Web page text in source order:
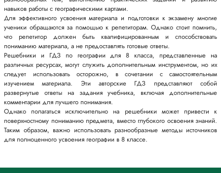
навыков работы с географическими картами.
Для эффективного усвоения материала и подготовки к экзамену многие
ученики обращаются за помощью к репетиторам. Однако стоит помнить,
что репетитор должен быть квалифицированным и способствовать
пониманию материала, а не предоставлять готовые ответы.
Решебники и ГДЗ по географии для 8 класса, представленные на
различных ресурсах, могут служить дополнительным инструментом, но их
следует использовать осторожно, в сочетании с самостоятельным
изучением материала. Эти авторские ГДЗ представляют собой
развернутые ответы на задания учебника, включая дополнительные
комментарии для лучшего понимания.
Однако полагаться исключительно на решебники может привести к
поверхностному пониманию предмета, вместо глубокого освоения знаний.
Таким образом, важно использовать разнообразные методы источников
для полноценного усвоения географии в 8 классе.